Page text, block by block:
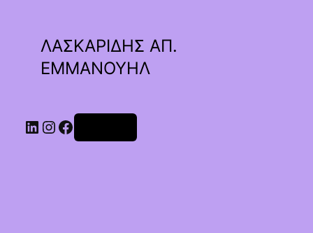
ΛΑΣΚΑΡΙΔΗΣ ΑΠ.
ΕΜΜΑΝΟΥΗΛ
Linkedin
Instagram
Facebook